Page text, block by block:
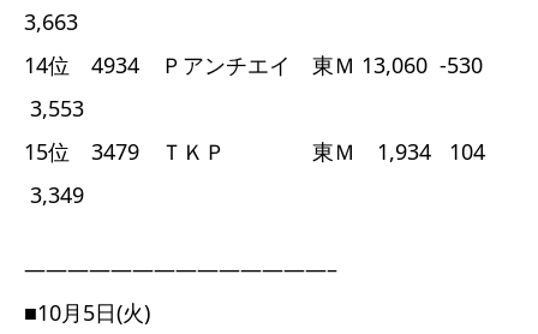
3,663
14位 4934 Ｐアンチエイ 東Ｍ 13,060 -530
3,553
15位 3479 ＴＫＰ 東Ｍ 1,934 104
3,349
——————————————–
■10月5日(火)